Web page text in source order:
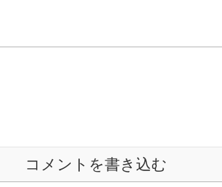
コメントを書き込む